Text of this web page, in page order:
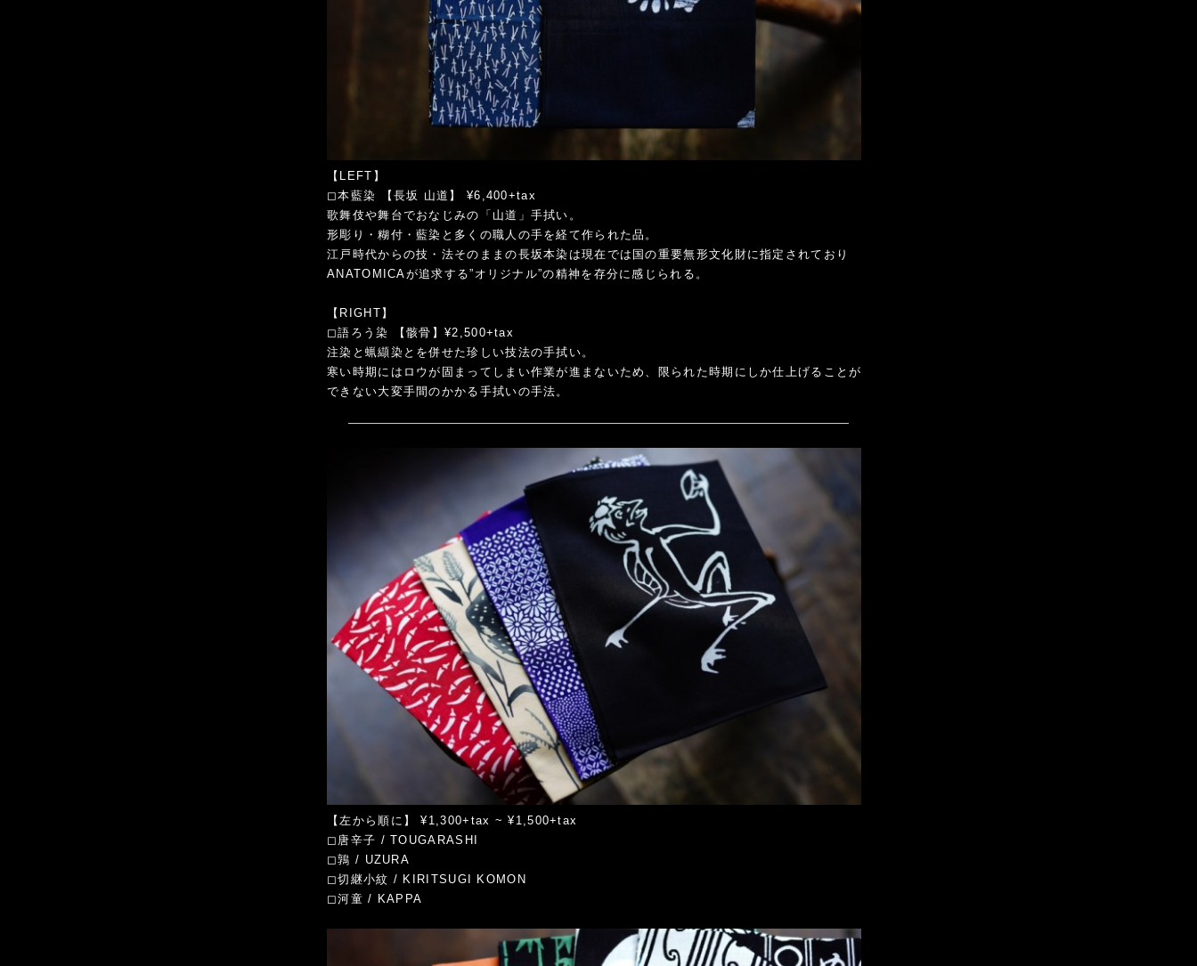
【LEFT】
◻︎本藍染 【長坂 山道】 ¥6,400+tax
歌舞伎や舞台でおなじみの「山道」手拭い。
形彫り・糊付・藍染と多くの職人の手を経て作られた品。
江戸時代からの技・法そのままの長坂本染は現在では国の重要無形文化財に指定されており
ANATOMICAが追求する”オリジナル”の精神を存分に感じられる。
【RIGHT】
◻︎語ろう染 【骸骨】¥2,500+tax
注染と蝋纈染とを併せた珍しい技法の手拭い。
寒い時期にはロウが固まってしまい作業が進まないため、限られた時期にしか仕上げることが
できない大変手間のかかる手拭いの手法。
【左から順に】 ¥1,300+tax ~ ¥1,500+tax
◻︎唐辛子 / TOUGARASHI
◻︎鶉 / UZURA
◻︎切継小紋 / KIRITSUGI KOMON
◻︎河童 / KAPPA